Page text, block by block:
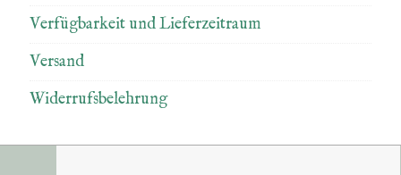
Verfügbarkeit und Lieferzeitraum
Versand
Widerrufsbelehrung